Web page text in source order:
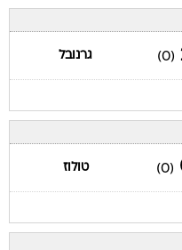
(0) גרנובל
(0) טולוז